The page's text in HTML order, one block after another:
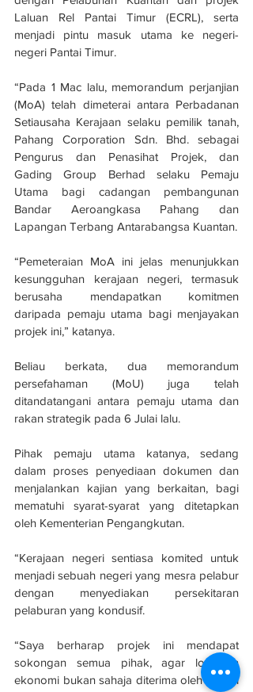
Laluan Rel Pantai Timur (ECRL), serta
menjadi pintu masuk utama ke negeri-
negeri Pantai Timur.
“Pada 1 Mac lalu, memorandum perjanjian
(MoA) telah dimeterai antara Perbadanan
Setiausaha Kerajaan selaku pemilik tanah,
Pahang Corporation Sdn. Bhd. sebagai
Pengurus dan Penasihat Projek, dan
Gading Group Berhad selaku Pemaju
Utama bagi cadangan pembangunan
Bandar Aeroangkasa Pahang dan
Lapangan Terbang Antarabangsa Kuantan.
“Pemeteraian MoA ini jelas menunjukkan
kesungguhan kerajaan negeri, termasuk
berusaha mendapatkan komitmen
daripada pemaju utama bagi menjayakan
projek ini,” katanya.
Beliau berkata, dua memorandum
persefahaman (MoU) juga telah
ditandatangani antara pemaju utama dan
rakan strategik pada 6 Julai lalu.
Pihak pemaju utama katanya, sedang
dalam proses penyediaan dokumen dan
menjalankan kajian yang berkaitan, bagi
mematuhi syarat-syarat yang ditetapkan
oleh Kementerian Pengangkutan.
“Kerajaan negeri sentiasa komited untuk
menjadi sebuah negeri yang mesra pelabur
dengan menyediakan persekitaran
pelaburan yang kondusif.
“Saya berharap projek ini mendapat
sokongan semua pihak, agar lonjakan
ekonomi bukan sahaja diterima oleh negeri